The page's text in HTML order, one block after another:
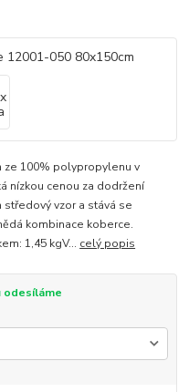
ze 100% polypropylenu v
nízkou cenou za dodržení
středový vzor a stává se
kombinace koberce.
1,45 kgV... celý popis
odesíláme